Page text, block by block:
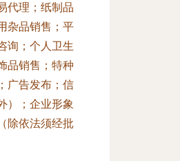
代理；纸制品
杂品销售；平
询；个人卫生
品销售；特种
广告发布；信
）；企业形象
除依法须经批